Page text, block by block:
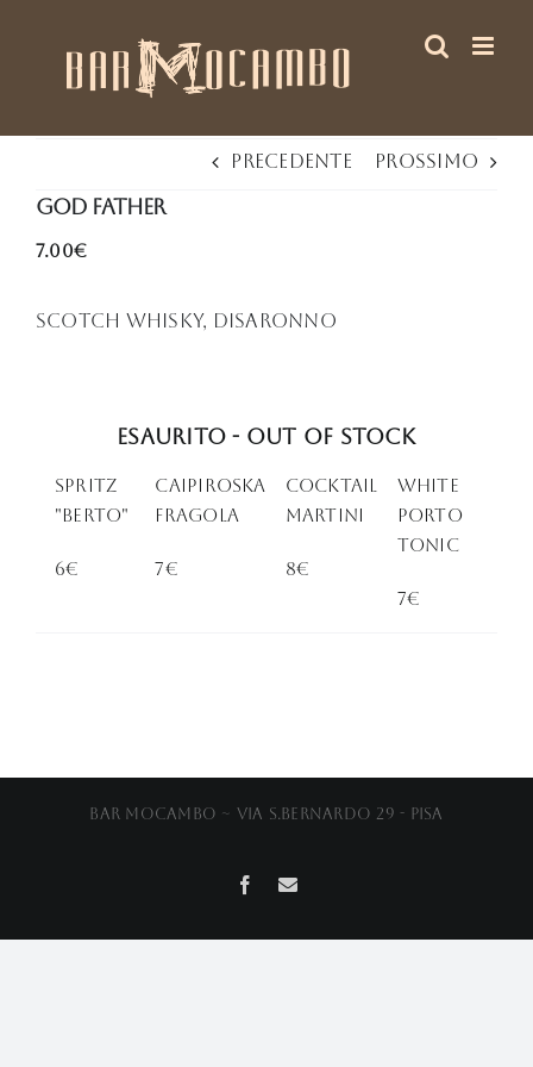
Precedente Prossimo
God Father
7.00€
Scotch whisky, DiSaronno
Esaurito - Out of stock
Spritz
"Berto"
6€
Caipiroska
Fragola
7€
Cocktail
Martini
8€
WHITE
PORTO
TONIC
7€
Bar Mocambo ~ Via S.Bernardo 29 - Pisa
Facebook
Email